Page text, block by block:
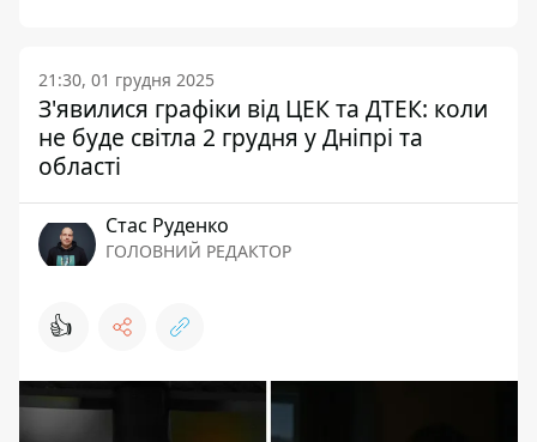
21:30, 01 грудня 2025
З'явилися графіки від ЦЕК та ДТЕК: коли
не буде світла 2 грудня у Дніпрі та
області
Стас Руденко
ГОЛОВНИЙ РЕДАКТОР
👍